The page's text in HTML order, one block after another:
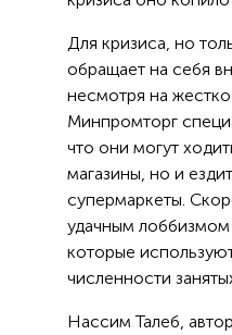
Для кризиса, но
обращает на себя
несмотря на
Минпромторг
что они могут
магазины, но и
супермаркеты.
удачным лоббизмом
которые
численности
Нассим Талеб,